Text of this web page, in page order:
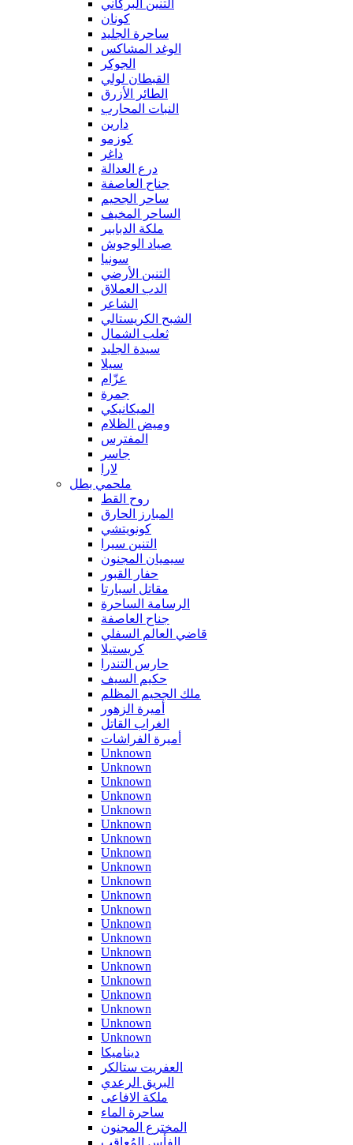
التنين البركاني
كونان
ساحرة الجليد
الوغد المشاكس
الجوكر
القبطان لولي
الطائر الأزرق
النبات المحارب
دارين
كوزمو
داغر
درع العدالة
جناح العاصفة
ساحر الجحيم
الساحر المخيف
ملكة الدبابير
صياد الوحوش
سونيا
التنين الأرضي
الدب العملاق
الشاعر
الشبح الكريستالي
ثعلب الشمال
سيدة الجليد
سيلا
عزّام
جمرة
الميكانيكي
وميض الظلام
المفترس
جاسر
لارا
ملحمي بطل
روح القط
المبارز الحارق
كونويتشي
التنين سيرا
سيميان المجنون
حفار القبور
مقاتل اسبارتا
الرسامة الساحرة
جناح العاصفة
قاضي العالم السفلي
كريستيلا
حارس التندرا
حكيم السيف
ملك الجحيم المظلم
أميرة الزهور
الغراب القاتل
أميرة الفراشات
Unknown
Unknown
Unknown
Unknown
Unknown
Unknown
Unknown
Unknown
Unknown
Unknown
Unknown
Unknown
Unknown
Unknown
Unknown
Unknown
Unknown
Unknown
Unknown
Unknown
Unknown
ديناميكا
العفريت ستالكر
البريق الرعدي
ملكة الافاعى
ساحرة الماء
المخترع المجنون